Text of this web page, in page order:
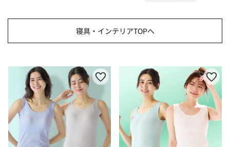
寝具・インテリアTOPへ